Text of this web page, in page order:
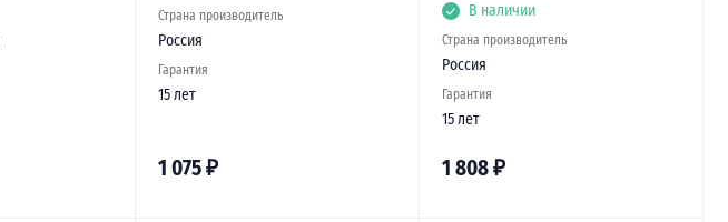
Страна производитель
Россия
Гарантия
15 лет
1 075₽
В наличии
Страна производитель
Россия
Гарантия
15 лет
1 808₽